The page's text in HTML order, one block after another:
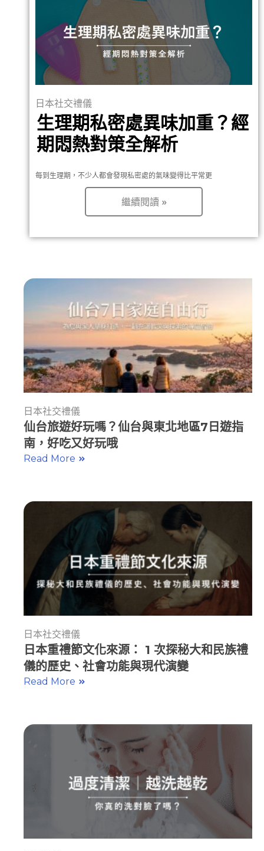
日本社交禮儀
生理期私密處異味加重？經
期悶熱對策全解析
每到生理期，不少人都會發現私密處的氣味變得比平常更
繼續閱讀 »
日本社交禮儀
仙台旅遊好玩嗎？仙台與東北地區7日遊指
南，好吃又好玩哦
Read More
日本社交禮儀
日本重禮節文化來源： 1 次探秘大和民族禮
儀的歷史、社會功能與現代演變
Read More